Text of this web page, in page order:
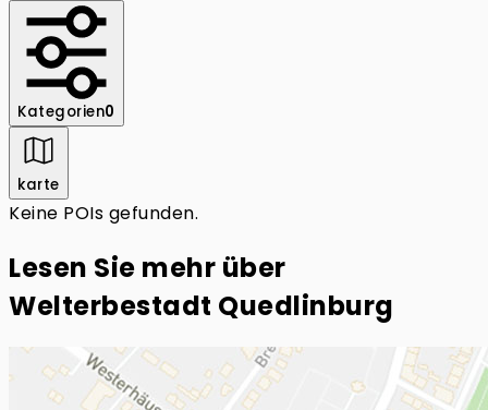
Kategorien0
karte
Keine POIs gefunden.
Lesen Sie mehr über
Welterbestadt Quedlinburg